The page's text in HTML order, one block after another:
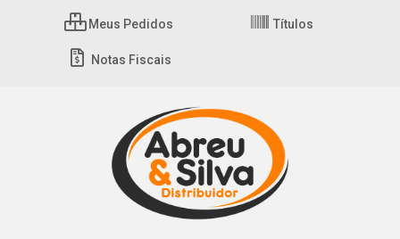
Meus Pedidos Títulos
Notas Fiscais